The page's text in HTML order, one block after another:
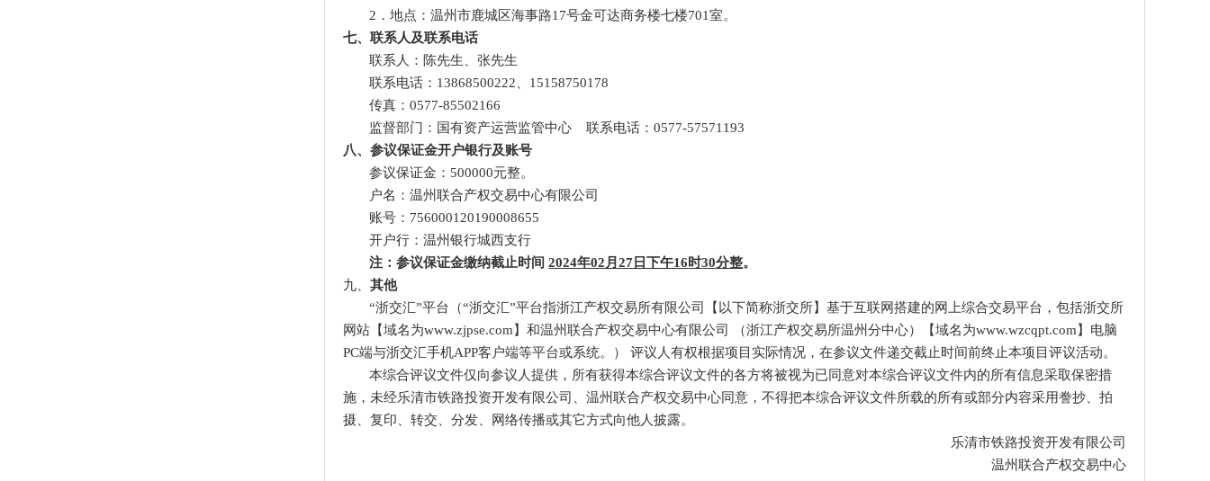
2．地点：温州市鹿城区海事路17号金可达商务楼七楼701室。
七、联系人及联系电话
联系人：陈先生、张先生
联系电话：13868500222
15158750178
传真：0577-85502166
监督部门：国有资产运营监管中心
联系电话：0577-57571193
八、参议保证金开户银行及账号
参议保证金： 500000元整。
户名：温州联合产权交易中心有限公司
账号： 756000120190008655
开户行：温州银行城西支行
注：参议保证金缴纳截止时间 2024年02月27日下午16时30分整。
九、 其他
“浙交汇”平台（“浙交汇”平台指浙江产权交易所有限公司【以下简称浙交所】基于互联网搭建的网上综合交易平台，包括浙交所
网站【域名为www.zjpse.com】和温州联合产权交易中心有限公司 （浙江产权交易所温州分中心）【域名为www.wzcqpt.com】电脑
PC端与浙交汇手机APP客户端等平台或系统。）
评议人有权根据项目实际情况，在参议文件递交截止时间前终止本项目评议活动。
本综合评议文件仅向参议人提供，所有获得本综合评议文件的各方将被视为已同意对本综合评议文件内的所有信息采取保密措
施，未经乐清市铁路投资开发有限公司 温州联合产权交易中心同意，不得把本综合评议文件所载的所有或部分内容采用誊抄、拍
摄、复印、转交、分发、网络传播或其它方式向他人披露。
乐清市铁路投资开发有限公司
温州联合产权交易中心